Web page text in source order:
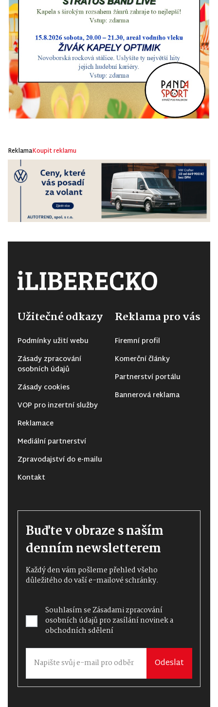
ReklamaKoupit reklamu
Užitečné odkazy
Podmínky užití webu
Zásady zpracování
osobních údajů
Zásady cookies
VOP pro inzertní služby
Reklamace
Mediální partnerství
Zpravodajství do e-mailu
Kontakt
Reklama pro vás
Firemní profil
Komerční články
Partnerství portálu
Bannerová reklama
Buďte v obraze s naším
denním newsletterem
Každý den vám pošleme přehled všeho
důležitého do vaší e-mailové schránky.
Souhlasím seZásadami zpracování
osobních údajůpro zasílání novinek a
obchodních sdělení
Odeslat